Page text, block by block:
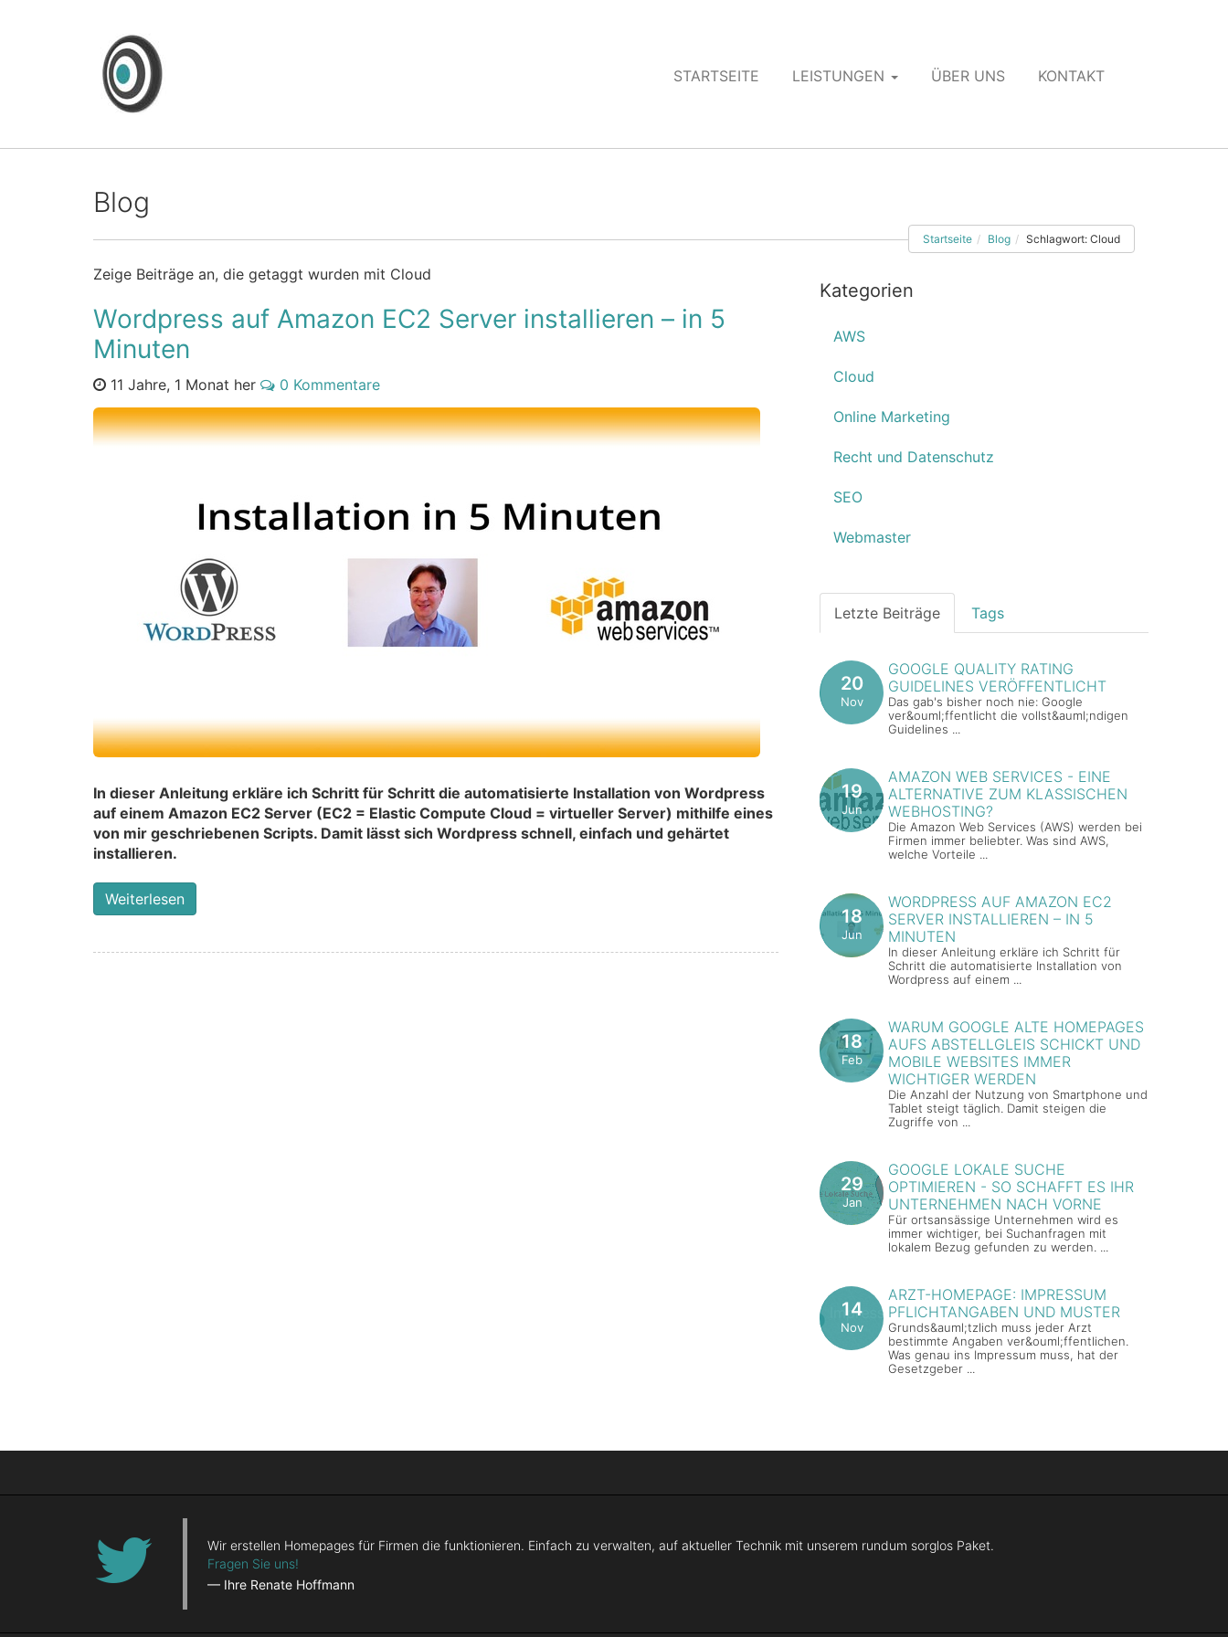
STARTSEITE LEISTUNGEN ÜBER UNS KONTAKT
Blog
Startseite Blog Schlagwort: Cloud
Zeige Beiträge an, die getaggt wurden mit Cloud
Wordpress auf Amazon EC2 Server installieren – in 5
Minuten
11 Jahre, 1 Monat her 0 Kommentare
In dieser Anleitung erkläre ich Schritt für Schritt die automatisierte Installation von Wordpress
auf einem Amazon EC2 Server (EC2 = Elastic Compute Cloud = virtueller Server) mithilfe eines
von mir geschriebenen Scripts. Damit lässt sich Wordpress schnell, einfach und gehärtet
installieren.
Weiterlesen
Kategorien
AWS
Cloud
Online Marketing
Recht und Datenschutz
SEO
Webmaster
Letzte Beiträge Tags
20
Nov
GOOGLE QUALITY RATING
GUIDELINES VERÖFFENTLICHT
Das gab's bisher noch nie: Google
ver&ouml;ffentlicht die vollst&auml;ndigen
Guidelines ...
19
Jun
AMAZON WEB SERVICES - EINE
ALTERNATIVE ZUM KLASSISCHEN
WEBHOSTING?
Die Amazon Web Services (AWS) werden bei
Firmen immer beliebter. Was sind AWS,
welche Vorteile ...
18
Jun
WORDPRESS AUF AMAZON EC2
SERVER INSTALLIEREN – IN 5
MINUTEN
In dieser Anleitung erkläre ich Schritt für
Schritt die automatisierte Installation von
Wordpress auf einem ...
18
Feb
WARUM GOOGLE ALTE HOMEPAGES
AUFS ABSTELLGLEIS SCHICKT UND
MOBILE WEBSITES IMMER
WICHTIGER WERDEN
Die Anzahl der Nutzung von Smartphone und
Tablet steigt täglich. Damit steigen die
Zugriffe von ...
29
Jan
GOOGLE LOKALE SUCHE
OPTIMIEREN - SO SCHAFFT ES IHR
UNTERNEHMEN NACH VORNE
Für ortsansässige Unternehmen wird es
immer wichtiger, bei Suchanfragen mit
lokalem Bezug gefunden zu werden. ...
14
Nov
ARZT-HOMEPAGE: IMPRESSUM
PFLICHTANGABEN UND MUSTER
Grunds&auml;tzlich muss jeder Arzt
bestimmte Angaben ver&ouml;ffentlichen.
Was genau ins Impressum muss, hat der
Gesetzgeber ...
Wir erstellen Homepages für Firmen die funktionieren. Einfach zu verwalten, auf aktueller Technik mit unserem rundum sorglos Paket.
Fragen Sie uns!
— Ihre Renate Hoffmann